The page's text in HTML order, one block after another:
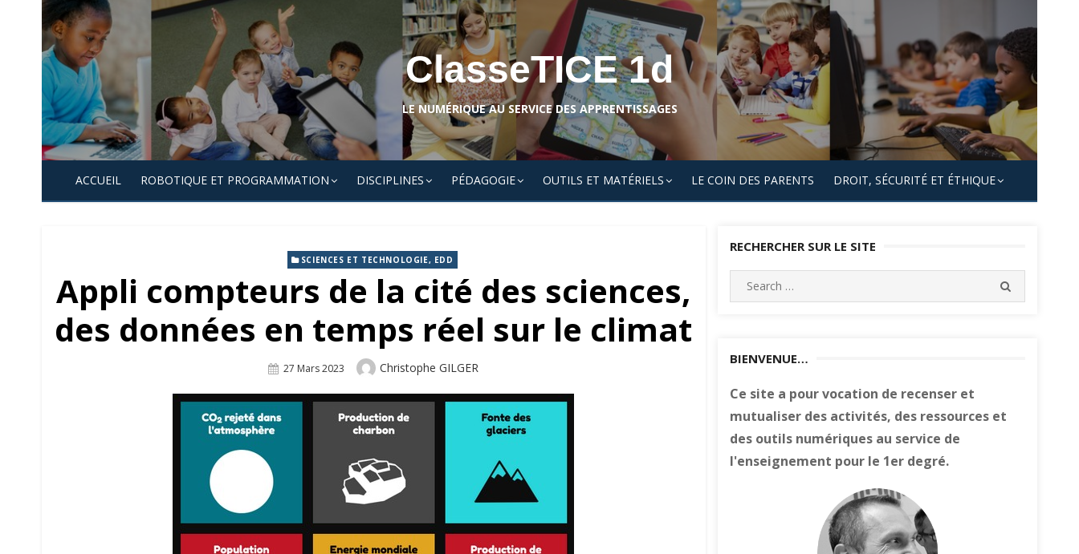
Skip
to
content
ClasseTICE 1d
LE NUMÉRIQUE AU SERVICE DES APPRENTISSAGES
ACCUEIL ROBOTIQUE ET PROGRAMMATION DISCIPLINES PÉDAGOGIE OUTILS ET MATÉRIELS LE COIN DES PARENTS DROIT, SÉCURITÉ ET ÉTHIQUE
SCIENCES ET TECHNOLOGIE, EDD
Appli compteurs de la cité des sciences,
des données en temps réel sur le climat
Posted
27 Mars 2023 Author
Christophe GILGER
RECHERCHER SUR LE SITE
Search
for:
BIENVENUE…
Ce site a pour vocation de recenser et
mutualiser des activités, des ressources et
des outils numériques au service de
l'enseignement pour le 1er degré.